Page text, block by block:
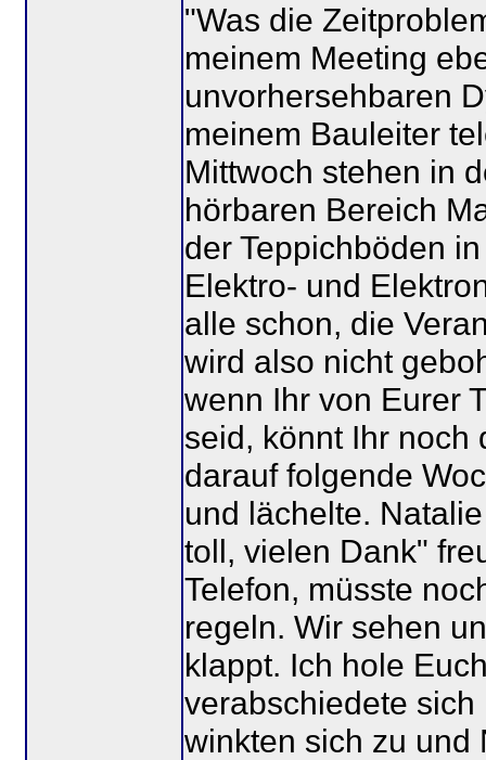
"Was die
meinem Meeting
unvorhersehbaren
meinem Bauleiter
Mittwoch stehen in
hörbaren Bereich
der Teppichböden
Elektro- und
alle schon, die
wird also nicht
wenn Ihr von Eurer
seid, könnt Ihr noch
darauf folgende
und lächelte.
toll, vielen Dank"
Telefon, müsste
regeln. Wir sehen
klappt. Ich hole
verabschiedete
winkten sich zu und